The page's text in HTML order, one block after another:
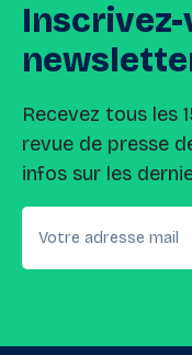
Recevez tous les
revue de presse
infos sur les